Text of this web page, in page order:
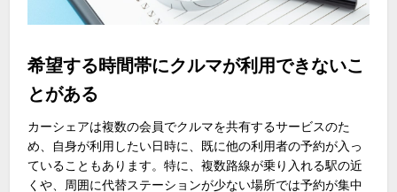
希望する時間帯にクルマが利用できないこ
とがある
カーシェアは複数の会員でクルマを共有するサービスのた
め、自身が利用したい日時に、既に他の利用者の予約が入っ
ていることもあります。特に、複数路線が乗り入れる駅の近
くや、周囲に代替ステーションが少ない場所では予約が集中